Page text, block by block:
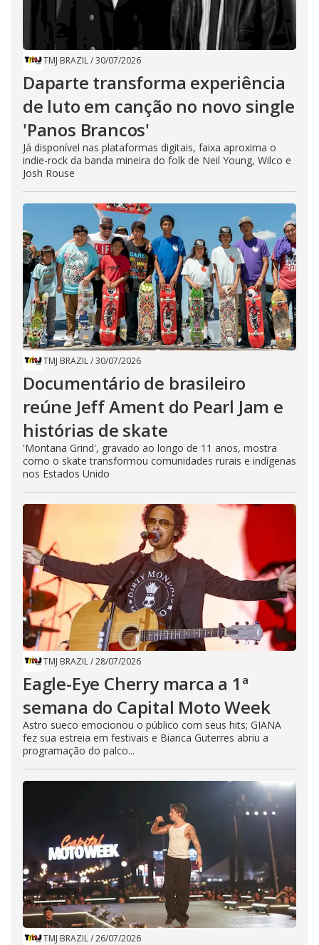
TMJ BRAZIL/30/07/2026
Daparte transforma experiência
de luto em canção no novo single
'Panos Brancos'
Já disponível nas plataformas digitais, faixa aproxima o
indie-rock da banda mineira do folk de Neil Young, Wilco e
Josh Rouse
TMJ BRAZIL/30/07/2026
Documentário de brasileiro
reúne Jeff Ament do Pearl Jam e
histórias de skate
'Montana Grind', gravado ao longo de 11 anos, mostra
como o skate transformou comunidades rurais e indígenas
nos Estados Unido
TMJ BRAZIL/28/07/2026
Eagle-Eye Cherry marca a 1ª
semana do Capital Moto Week
Astro sueco emocionou o público com seus hits; GIANA
fez sua estreia em festivais e Bianca Guterres abriu a
programação do palco...
TMJ BRAZIL/26/07/2026